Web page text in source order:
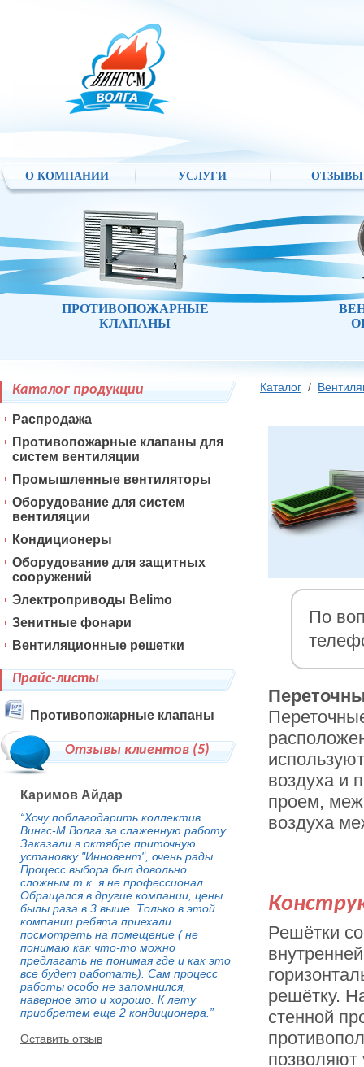
О КОМПАНИИ УСЛУГИ ОТЗЫВЫ
ПРОТИВОПОЖАРНЫЕ
КЛАПАНЫ
Каталог /
По
воздуха и
проем,
воздуха
Решётки
решётку.
стенной
позволяют
Каталог продукции
Распродажа
Противопожарные клапаны для
систем вентиляции
Промышленные вентиляторы
Оборудование для систем
вентиляции
Кондиционеры
Оборудование для защитных
сооружений
Электроприводы Belimo
Зенитные фонари
Вентиляционные решетки
Прайс-листы
Противопожарные клапаны
Отзывы клиентов (5)
Каримов Айдар
“Хочу поблагодарить коллектив
Вингс-М Волга за слаженную работу.
Заказали в октябре приточную
установку "Инновент", очень рады.
Процесс выбора был довольно
сложным т.к. я не профессионал.
Обращался в другие компании, цены
былы раза в 3 выше. Только в этой
компании ребята приехали
посмотреть на помещение ( не
понимаю как что-то можно
предлагать не понимая где и как это
все будет работать). Сам процесс
работы особо не запомнился,
наверное это и хорошо. К лету
приобретем еще 2 кондиционера.”
Оставить отзыв